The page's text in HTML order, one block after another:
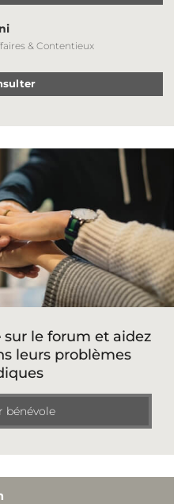
& Contentieux
sur le forum et aidez
leurs problèmes
bénévole